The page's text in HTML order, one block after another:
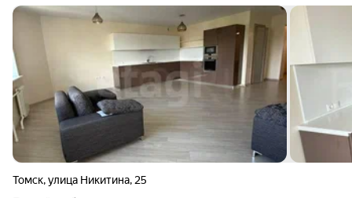
Томск,улица Никитина, 25